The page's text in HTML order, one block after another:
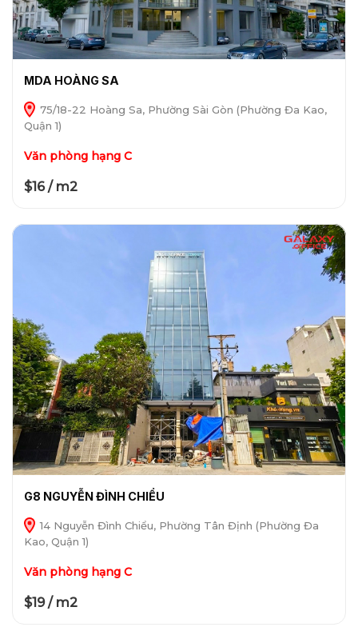
MDA HOÀNG SA
75/18-22 Hoàng Sa, Phường Sài Gòn (Phường Đa Kao,
Quận 1)
Văn phòng hạng C
$16 / m2
G8 NGUYỄN ĐÌNH CHIỂU
14 Nguyễn Đình Chiểu, Phường Tân Định (Phường Đa
Kao, Quận 1)
Văn phòng hạng C
$19 / m2